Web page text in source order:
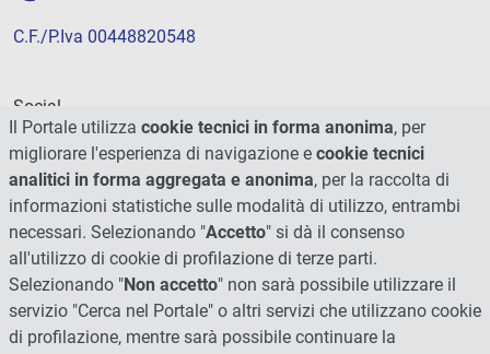
C.F./P.Iva 00448820548
Social
Il Portale utilizza cookie tecnici in forma anonima, per
migliorare l'esperienza di navigazione e cookie tecnici
analitici in forma aggregata e anonima, per la raccolta di
informazioni statistiche sulle modalità di utilizzo, entrambi
necessari. Selezionando "Accetto" si dà il consenso
all'utilizzo di cookie di profilazione di terze parti.
Selezionando "Non accetto" non sarà possibile utilizzare il
servizio "Cerca nel Portale" o altri servizi che utilizzano cookie
di profilazione, mentre sarà possibile continuare la